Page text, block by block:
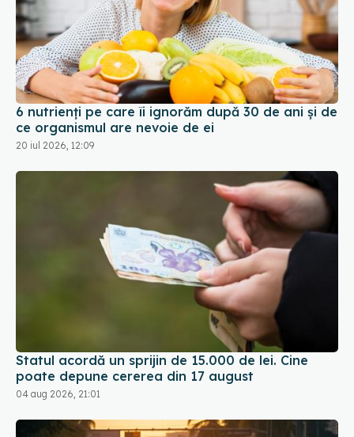
6 nutrienți pe care îi ignorăm după 30 de ani și de
ce organismul are nevoie de ei
20 iul 2026, 12:09
Statul acordă un sprijin de 15.000 de lei. Cine
poate depune cererea din 17 august
04 aug 2026, 21:01